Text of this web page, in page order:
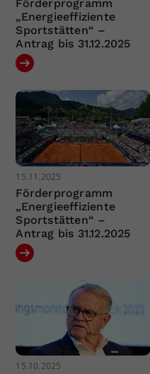
Förderprogramm
„Energieeffiziente
Sportstätten“ –
Antrag bis 31.12.2025
15.11.2025
Förderprogramm
„Energieeffiziente
Sportstätten“ –
Antrag bis 31.12.2025
15.10.2025